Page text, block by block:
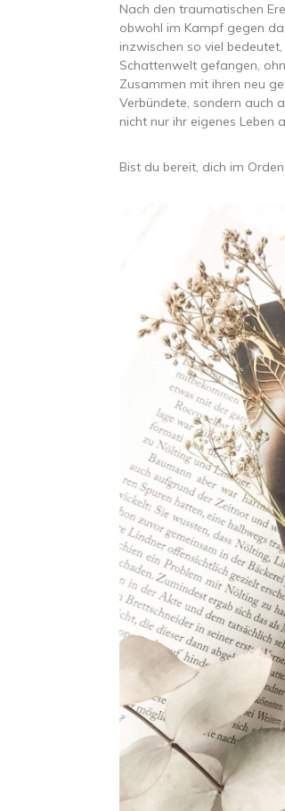
Nach den traumatischen
obwohl im Kampf gegen
inzwischen so viel
Schattenwelt gefangen,
Zusammen mit ihren neu
Verbündete, sondern auch
nicht nur ihr eigenes Leben
Bist du bereit, dich im